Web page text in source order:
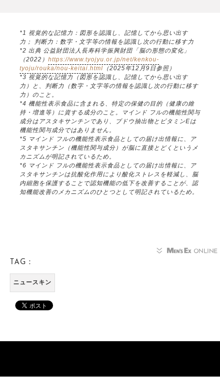
*1 視覚的な記憶力：図形を認識し、記憶してから思い出す
力； 判断力：数字・文字等の情報を認識し次の行動に移す力
*2 出典 公益財団法人長寿科学振興財団「脳の形態の変化」
（2022） https://www.tyojyu.or.jp/net/kenkou-
tyoju/rouka/nou-keitai.html （2025年12月9日参照）
*3 視覚的な記憶力（図形を認識し、記憶してから思い出す
力）と、判断力（数字・文字等の情報を認識し次の行動に移す
力）のこと。
*4 機能性表示食品に含まれる、特定の保健の目的（健康の維
持・増進等）に資する成分のこと。マインド フルの機能性関与
成分はアスタキサンチンであり、ブドウ抽出物とビタミンEは
機能性関与成分ではありません。
*5 マインド フルの機能性表示食品としての届け出情報に、ア
スタキサンチン（機能性関与成分）が脳に直接とどくというメ
カニズムが明記されているため。
*6 マインド フルの機能性表示食品としての届け出情報に、ア
スタキサンチンは抗酸化作用により酸化ストレスを軽減し、脳
内細胞を保護することで認知機能の低下を改善することが、認
知機能改善のメカニズムのひとつとして明記されているため。
TAG：
ニュースキン